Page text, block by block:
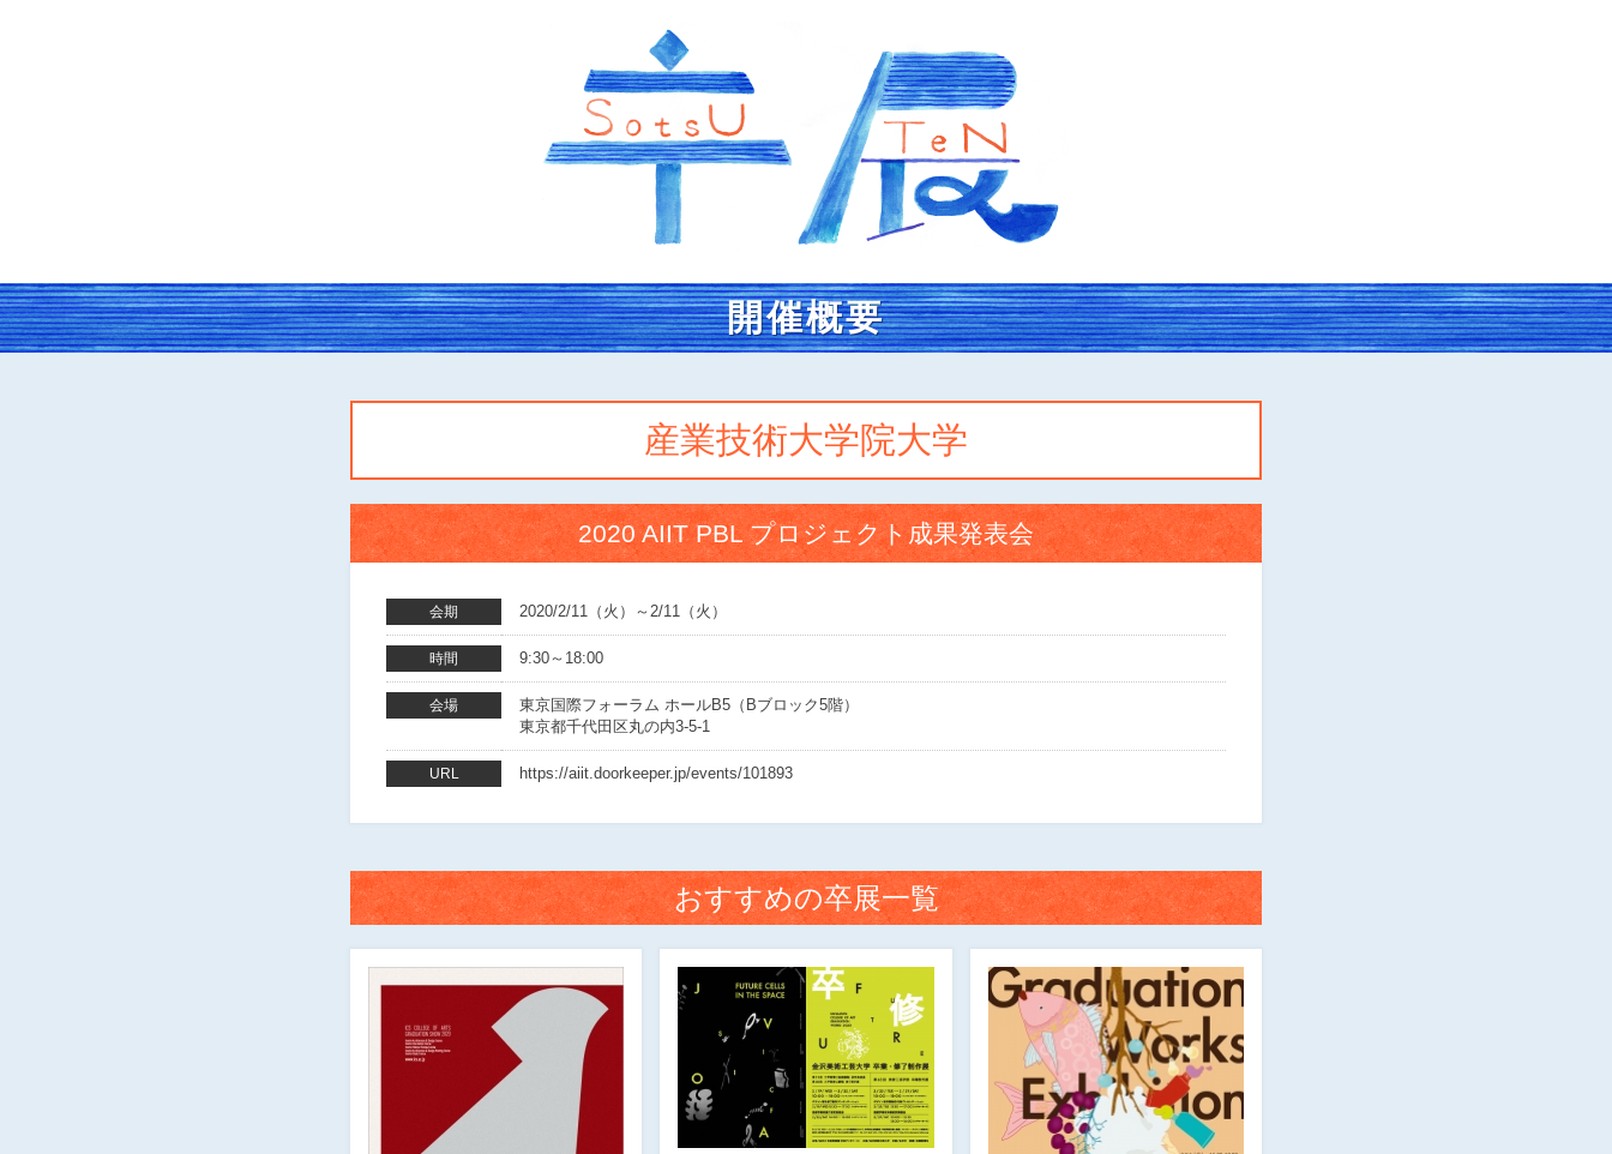
開催概要
産業技術大学院大学
2020 AIIT PBL プロジェクト成果発表会
会期 2020/2/11（火）～2/11（火）
時間 9:30～18:00
会場
東京国際フォーラム ホールB5（Bブロック5階）
東京都千代田区丸の内3-5-1
URL https://aiit.doorkeeper.jp/events/101893
おすすめの卒展一覧